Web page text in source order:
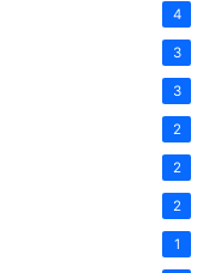
4
3
3
2
2
2
1